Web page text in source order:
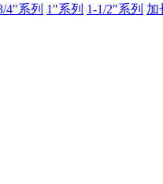
4″系列 1″系列 1-1/2″系列 加